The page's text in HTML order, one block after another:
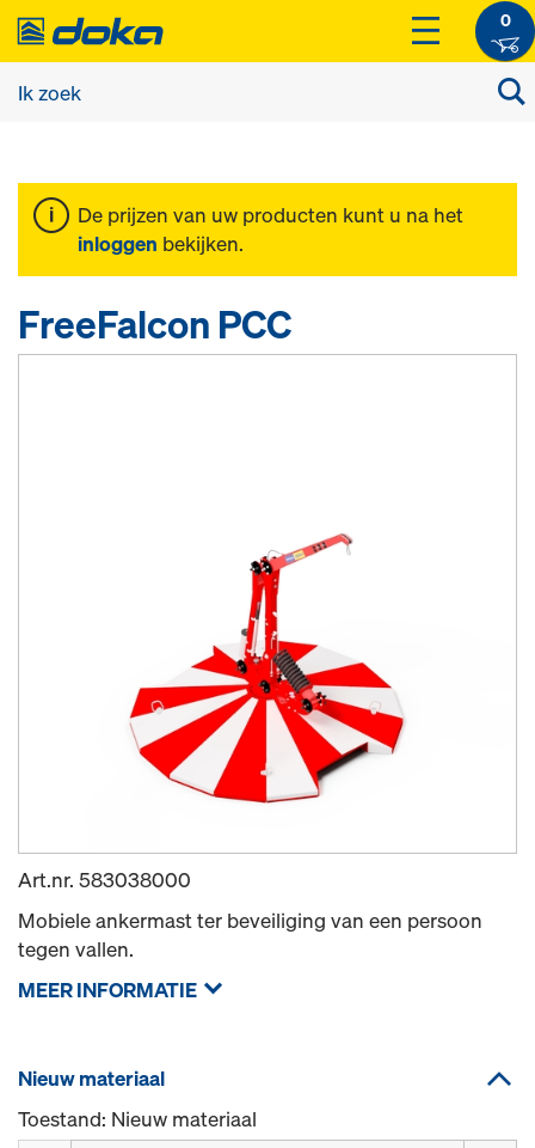
0
De prijzen van uw producten kunt u na het
inloggen bekijken.
FreeFalcon PCC
Art.nr. 583038000
Mobiele ankermast ter beveiliging van een persoon
tegen vallen.
MEER INFORMATIE
Nieuw materiaal
Toestand: Nieuw materiaal